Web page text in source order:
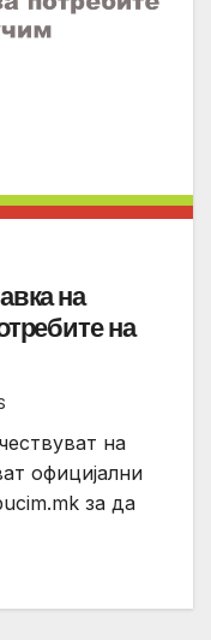
на
на
на
официјални
за да